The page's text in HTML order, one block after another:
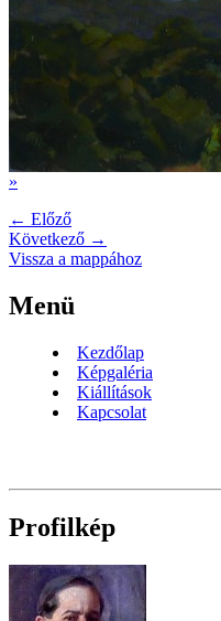
»
← Előző
Következő →
Vissza a mappához
Menü
Kezdőlap
Képgaléria
Kiállítások
Kapcsolat
Profilkép